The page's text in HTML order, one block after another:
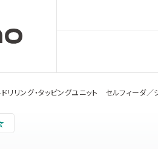
ドリリング・タッピングユニット セルフィーダ／